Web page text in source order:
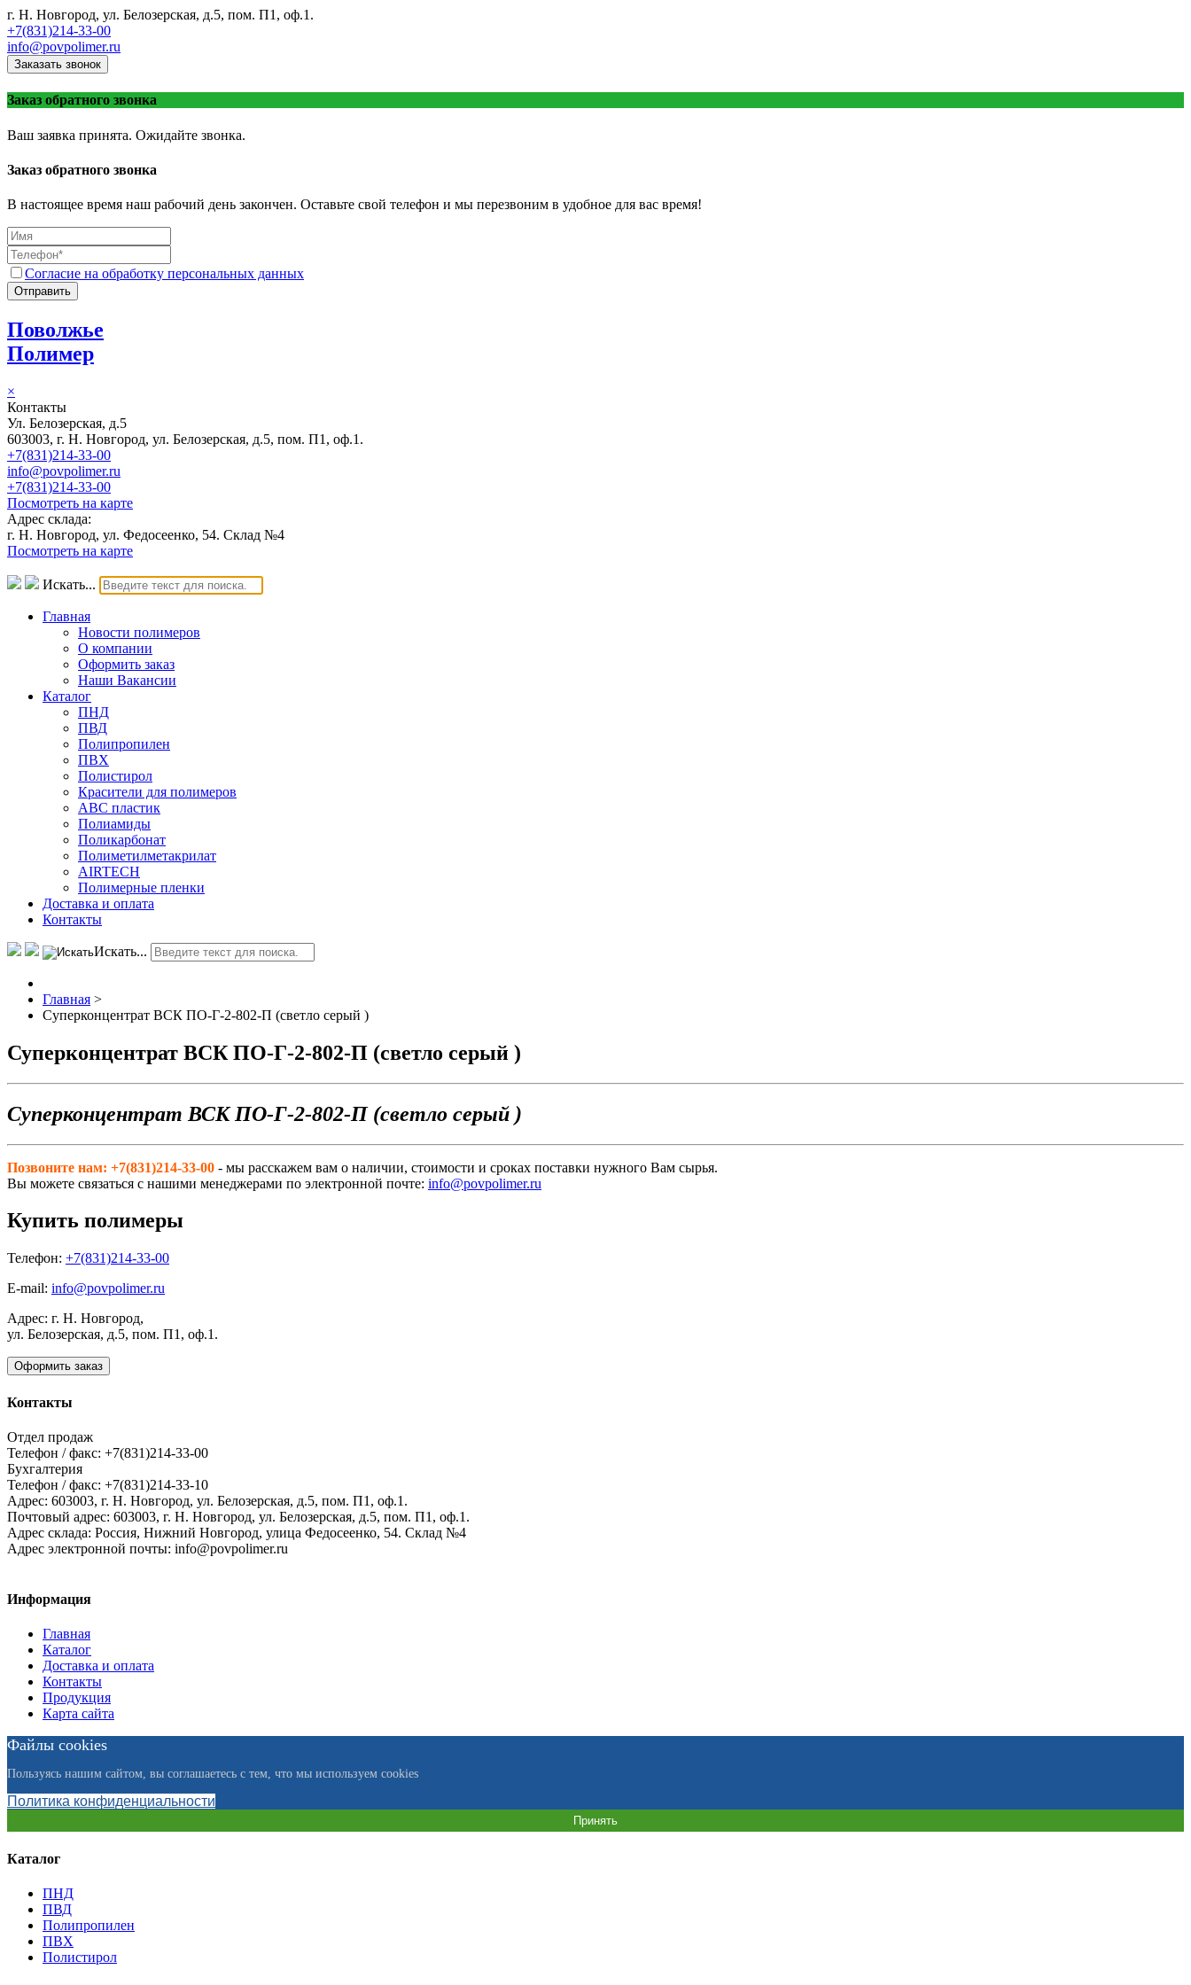
г. Н. Новгород, ул. Белозерская, д.5, пом. П1, оф.1.
+7(831)214-33-00
info@povpolimer.ru
Заказать звонок
Заказ обратного звонка
Ваш заявка принята. Ожидайте звонка.
Заказ обратного звонка
В настоящее время наш рабочий день закончен. Оставьте свой телефон и мы перезвоним в удобное для вас время!
Согласие на обработку персональных данных
Отправить
Поволжье
Полимер
×
Контакты
Ул. Белозерская, д.5
603003, г. Н. Новгород, ул. Белозерская, д.5, пом. П1, оф.1.
+7(831)214-33-00
info@povpolimer.ru
+7(831)214-33-00
Посмотреть на карте
Адрес склада:
г. Н. Новгород, ул. Федосеенко, 54. Склад №4
Посмотреть на карте
Искать...
Главная
Новости полимеров
О компании
Оформить заказ
Наши Вакансии
Каталог
ПНД
ПВД
Полипропилен
ПВХ
Полистирол
Красители для полимеров
АВС пластик
Полиамиды
Поликарбонат
Полиметилметакрилат
AIRTECH
Полимерные пленки
Доставка и оплата
Контакты
Искать...
Главная >
Суперконцентрат ВСК ПО-Г-2-802-П (светло серый )
Суперконцентрат ВСК ПО-Г-2-802-П (светло серый )
Суперконцентрат ВСК ПО-Г-2-802-П (светло серый )
Позвоните нам: +7(831)214-33-00 - мы расскажем вам о наличии, стоимости и сроках поставки нужного Вам сырья.
Вы можете связаться с нашими менеджерами по электронной почте: info@povpolimer.ru
Купить полимеры
Телефон: +7(831)214-33-00
E-mail: info@povpolimer.ru
Адрес: г. Н. Новгород,
ул. Белозерская, д.5, пом. П1, оф.1.
Оформить заказ
Контакты
Отдел продаж
Телефон / факс: +7(831)214-33-00
Бухгалтерия
Телефон / факс: +7(831)214-33-10
Адрес: 603003, г. Н. Новгород, ул. Белозерская, д.5, пом. П1, оф.1.
Почтовый адрес: 603003, г. Н. Новгород, ул. Белозерская, д.5, пом. П1, оф.1.
Адрес склада: Россия, Нижний Новгород, улица Федосеенко, 54. Склад №4
Адрес электронной почты: info@povpolimer.ru
Информация
Главная
Каталог
Доставка и оплата
Контакты
Продукция
Карта сайта
Файлы cookies
Пользуясь нашим сайтом, вы соглашаетесь с тем, что мы используем cookies
Политика конфиденциальности
Принять
Каталог
ПНД
ПВД
Полипропилен
ПВХ
Полистирол